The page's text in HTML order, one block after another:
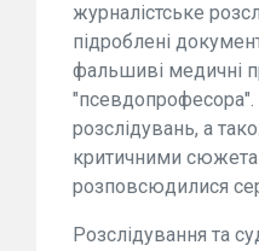
журналістське
підроблені
фальшиві медичні
"псевдопрофесора".
розслідувань, а
критичними
розповсюдилися
Розслідування та